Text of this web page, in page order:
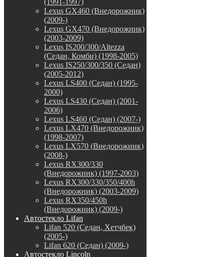
Lexus GX460 (Внедорожник)
(2009-)
Lexus GX470 (Внедорожник)
(2003-2009)
Lexus IS200/300/Altezza
(Седан, Комби) (1998-2005)
Lexus IS250/300/350 (Седан)
(2005-2012)
Lexus LS400 (Седан) (1995-
2000)
Lexus LS430 (Седан) (2001-
2006)
Lexus LS460 (Седан) (2007-)
Lexus LX470 (Внедорожник)
(1998-2007)
Lexus LX570 (Внедорожник)
(2008-)
Lexus RX300/330
(Внедорожник) (1997-2003)
Lexus RX300/330/350/400h
(Внедорожник) (2003-2009)
Lexus RX350/450h
(Внедорожник) (2009-)
Автостекло Lifan
Lifan 520 (Седан, Хетчбек)
(2005-)
Lifan 620 (Седан) (2009-)
Автостекло Lincoln